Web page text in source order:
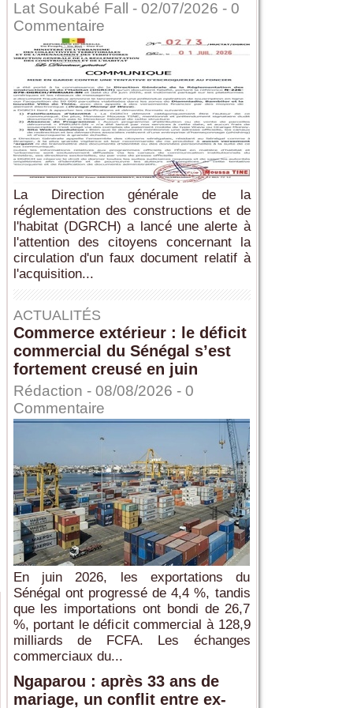
Lat Soukabé Fall - 02/07/2026 - 0
Commentaire
La Direction générale de la
réglementation des constructions et de
l'habitat (DGRCH) a lancé une alerte à
l'attention des citoyens concernant la
circulation d'un faux document relatif à
l'acquisition...
ACTUALITÉS
Commerce extérieur : le déficit
commercial du Sénégal s’est
fortement creusé en juin
Rédaction - 08/08/2026 - 0
Commentaire
En juin 2026, les exportations du
Sénégal ont progressé de 4,4 %, tandis
que les importations ont bondi de 26,7
%, portant le déficit commercial à 128,9
milliards de FCFA. Les échanges
commerciaux du...
Ngaparou : après 33 ans de
mariage, un conflit entre ex-